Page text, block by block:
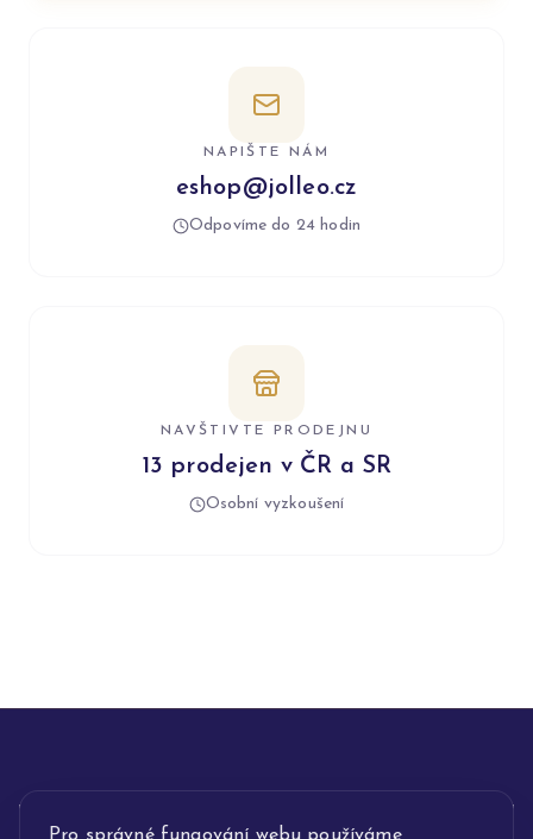
NAPIŠTE NÁM
eshop@jolleo.cz
Odpovíme do 24 hodin
NAVŠTIVTE PRODEJNU
13 prodejen v ČR a SR
Osobní vyzkoušení
INFORMACE